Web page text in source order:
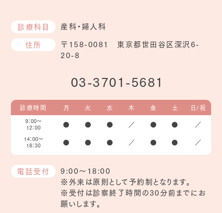
診療科目
産科・婦人科
住所
〒158-0081 東京都世田谷区深沢6-
20-8
03-3701-5681
診療時間 月 火 水 木 金 土 日/祝
9：00～
12：00
● ● ● ／ ● ● ／
14：00～
18：30
● ● ● ／ ● ● ／
電話受付
9:00～18:00
※外来は原則として予約制となります。
※受付は診察終了時間の30分前までにお
願いします。